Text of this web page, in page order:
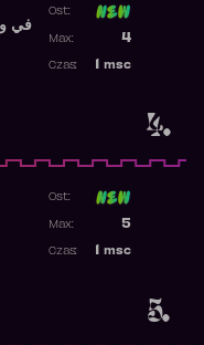
4.
Ost:
4
Max:
msc
Czas:
5.
Ost:
5
Max:
msc
Czas: